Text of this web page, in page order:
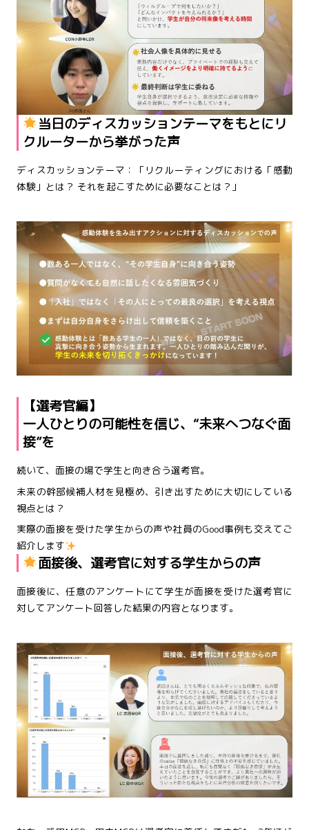
当日のディスカッションテーマをもとにリ
クルーターから挙がった声
ディスカッションテーマ：「リクルーティングにおける「感動
体験」とは？ それを起こすために必要なことは？」
【選考官編】
一人ひとりの可能性を信じ、“未来へつなぐ面
接”を
続いて、面接の場で学生と向き合う選考官。
未来の幹部候補人材を見極め、引き出すために大切にしている
視点とは？
実際の面接を受けた学生からの声や社員のGood事例も交えてご
紹介します
面接後、選考官に対する学生からの声
面接後に、任意のアンケートにて学生が面接を受けた選考官に
対してアンケート回答した結果の内容となります。